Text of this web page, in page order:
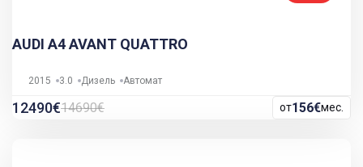
AUDI A4 AVANT QUATTRO
2015 3.0 Дизель Автомат
12490€14690€ от156€мес.